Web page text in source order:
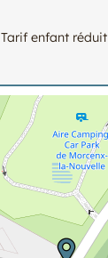
Tarif enfant réduit